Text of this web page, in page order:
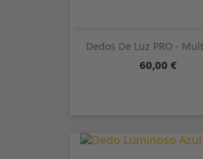
Dedos De Luz PRO -
Precio
60,00 €